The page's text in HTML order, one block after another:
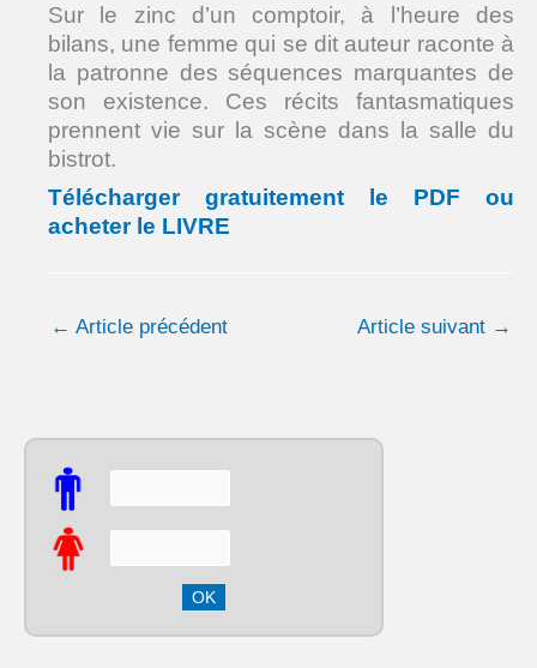
Sur le zinc d’un comptoir, à l’heure des
bilans, une femme qui se dit auteur raconte à
la patronne des séquences marquantes de
son existence. Ces récits fantasmatiques
prennent vie sur la scène dans la salle du
bistrot.
Télécharger gratuitement le PDF ou
acheter le LIVRE
← Article précédent Article suivant →